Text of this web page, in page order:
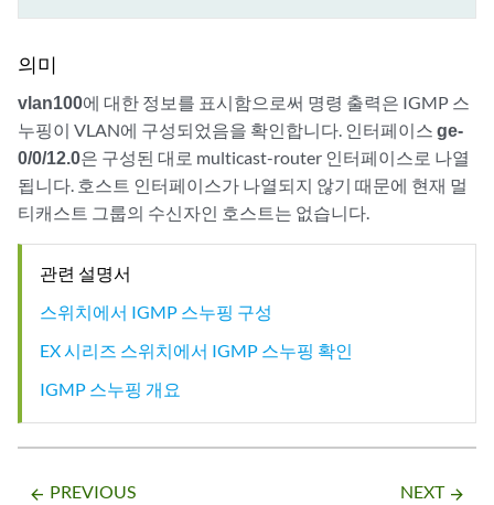
의미
vlan100에 대한 정보를 표시함으로써 명령 출력은 IGMP 스
누핑이 VLAN에 구성되었음을 확인합니다. 인터페이스 ge-
0/0/12.0은 구성된 대로 multicast-router 인터페이스로 나열
됩니다. 호스트 인터페이스가 나열되지 않기 때문에 현재 멀
티캐스트 그룹의 수신자인 호스트는 없습니다.
관련 설명서
스위치에서 IGMP 스누핑 구성
EX 시리즈 스위치에서 IGMP 스누핑 확인
IGMP 스누핑 개요
arrow_backward PREVIOUS NEXT arrow_forward